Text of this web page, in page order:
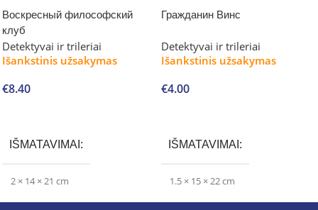
Воскресный философский
клуб
Detektyvai ir trileriai
Išankstinis užsakymas
€8.40
IŠMATAVIMAI
2 × 14 × 21 cm
Гражданин Винс
Detektyvai ir trileriai
Išankstinis užsakymas
€4.00
IŠMATAVIMAI
1.5 × 15 × 22 cm